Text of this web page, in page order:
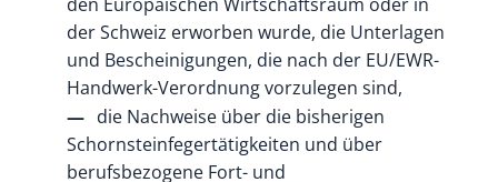
der Schweiz erworben wurde, die Unterlagen
und Bescheinigungen, die nach der EU/EWR-
Handwerk-Verordnung vorzulegen sind,
die Nachweise über die bisherigen
Schornsteinfegertätigkeiten und über
berufsbezogene Fort- und